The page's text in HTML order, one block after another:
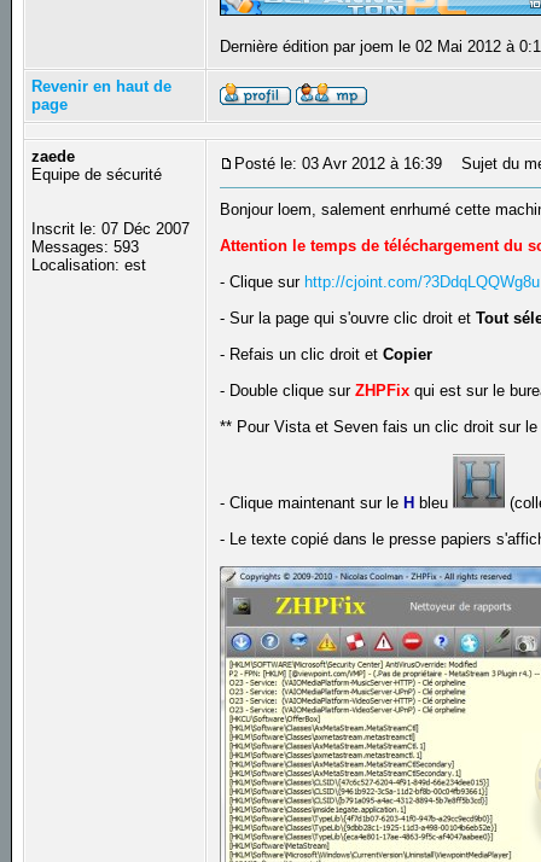
Dernière édition par joem le 02 Mai 2012 à
Revenir en haut de
page
zaede
Equipe de sécurité
Inscrit le: 07 Déc 2007
Messages: 593
Localisation: est
Posté le: 03 Avr 2012 à 16:39 Sujet du
Bonjour loem, salement enrhumé cette
Attention le temps de téléchargement du
- Clique sur http://cjoint.com/?3DdqLQQWg8u
- Sur la page qui s'ouvre clic droit etTout
- Refais un clic droit etCopier
- Double clique surZHPFix qui est sur le
** Pour Vista et Seven fais un clic droit sur
- Clique maintenant sur le H bleu
- Le texte copié dans le presse papiers